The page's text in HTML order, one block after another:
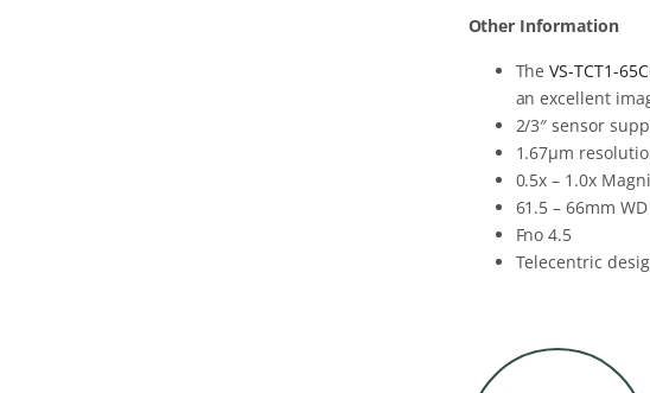
Other Information
TheVS-TCT1-
an excellent
2/3″ sensor
1.67µm
0.5x – 1.0x
61.5 – 66mm WD
Fno 4.5
Telecentric